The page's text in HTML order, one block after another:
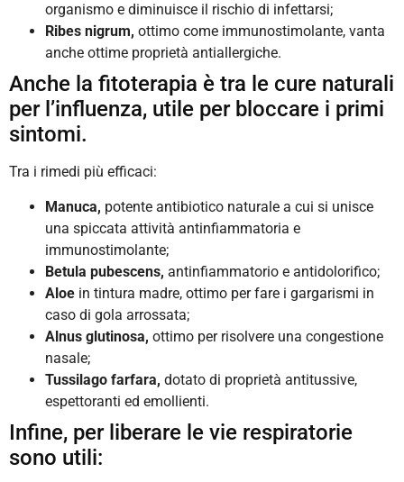
organismo e diminuisce il rischio di infettarsi;
Ribes nigrum, ottimo come immunostimolante, vanta
anche ottime proprietà antiallergiche.
Anche la fitoterapia è tra le cure naturali
per l’influenza, utile per bloccare i primi
sintomi.
Tra i rimedi più efficaci:
Manuca, potente antibiotico naturale a cui si unisce
una spiccata attività antinfiammatoria e
immunostimolante;
Betula pubescens, antinfiammatorio e antidolorifico;
Aloe in tintura madre, ottimo per fare i gargarismi in
caso di gola arrossata;
Alnus glutinosa, ottimo per risolvere una congestione
nasale;
Tussilago farfara, dotato di proprietà antitussive,
espettoranti ed emollienti.
Infine, per liberare le vie respiratorie
sono utili: